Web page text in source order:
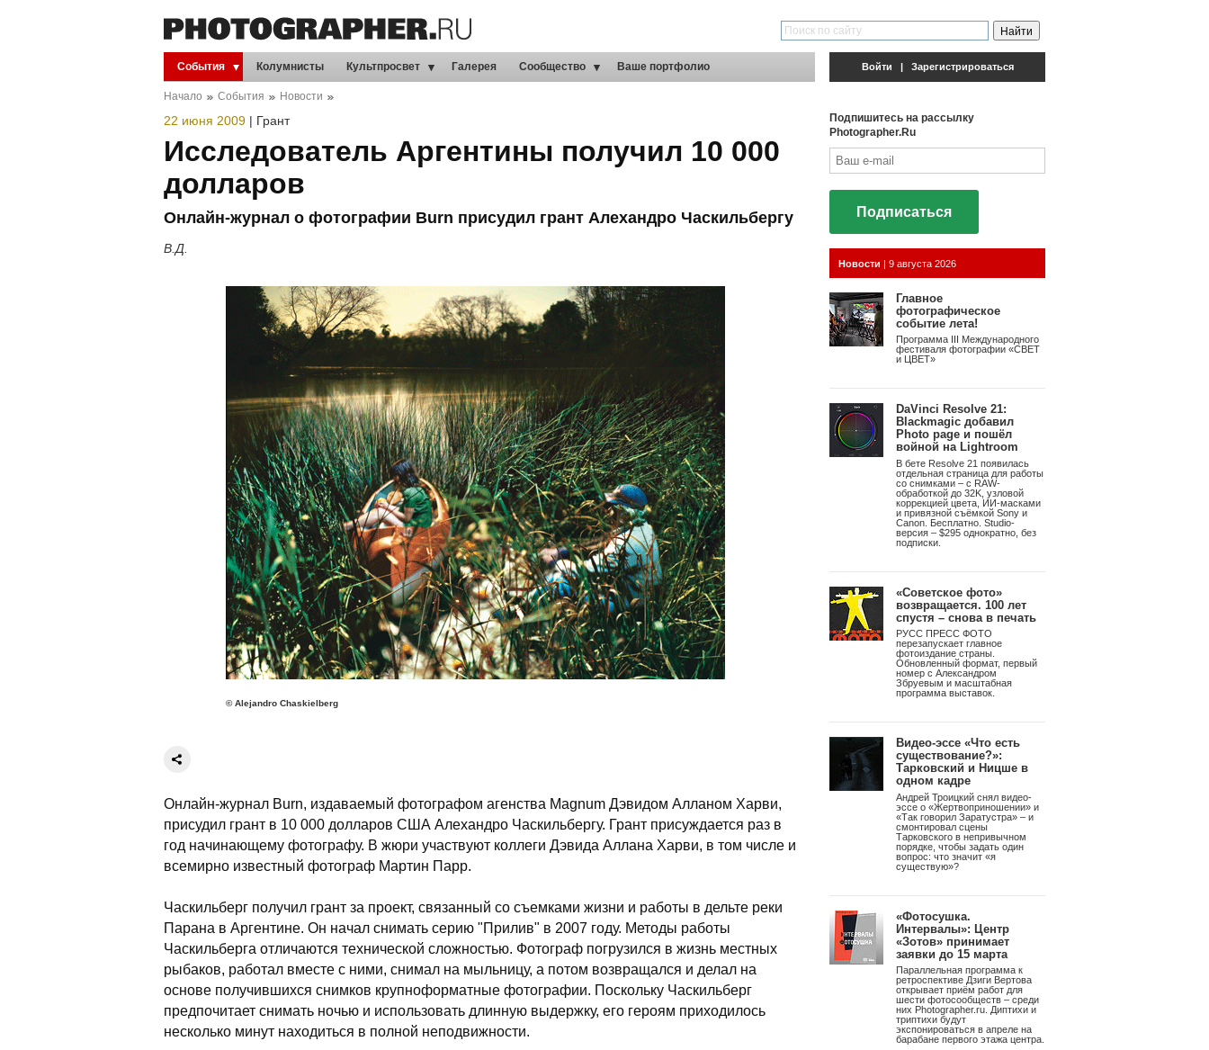
События Колумнисты Культпросвет Галерея Сообщество Ваше портфолио
Начало События Новости
22 июня 2009 | Грант
Исследователь Аргентины получил 10 000
долларов
Онлайн-журнал о фотографии Burn присудил грант Алехандро Часкильбергу
В.Д.
© Alejandro Chaskielberg
Онлайн-журнал Burn, издаваемый фотографом агенства Magnum Дэвидом Алланом Харви,
присудил грант в 10 000 долларов США Алехандро Часкильбергу. Грант присуждается раз в
год начинающему фотографу. В жюри участвуют коллеги Дэвида Аллана Харви, в том числе и
всемирно известный фотограф Мартин Парр.
Часкильберг получил грант за проект, связанный со съемками жизни и работы в дельте реки
Парана в Аргентине. Он начал снимать серию "Прилив" в 2007 году. Методы работы
Часкильберга отличаются технической сложностью. Фотограф погрузился в жизнь местных
рыбаков, работал вместе с ними, снимал на мыльницу, а потом возвращался и делал на
основе получившихся снимков крупноформатные фотографии. Поскольку Часкильберг
предпочитает снимать ночью и использовать длинную выдержку, его героям приходилось
несколько минут находиться в полной неподвижности.
Войти | Зарегистрироваться
Подпишитесь на рассылку
Photographer.Ru
Новости 9 августа 2026
Главное
фотографическое
событие лета!
Программа III Международного
DaVinci Resolve 21:
Blackmagic добавил
Photo page и пошёл
войной на Lightroom
В бете Resolve 21 появилась
отдельная страница для работы
со снимками – с RAW-
обработкой до 32K, узловой
коррекцией цвета, ИИ-масками
и привязной съёмкой Sony и
«Советское фото»
возвращается. 100 лет
спустя – снова в печать
РУСС ПРЕСС ФОТО
перезапускает главное
фотоиздание страны.
Обновленный формат, первый
номер с Александром
Збруевым и масштабная